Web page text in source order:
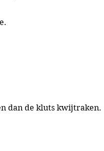
dan de kluts kwijtraken.